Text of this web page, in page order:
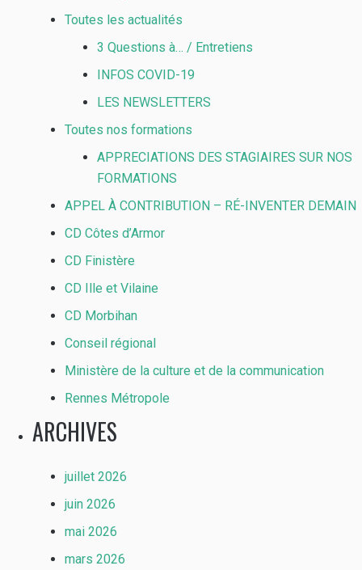
Toutes les actualités
3 Questions à… / Entretiens
INFOS COVID-19
LES NEWSLETTERS
Toutes nos formations
APPRECIATIONS DES STAGIAIRES SUR NOS
FORMATIONS
APPEL À CONTRIBUTION – RÉ-INVENTER DEMAIN
CD Côtes d’Armor
CD Finistère
CD Ille et Vilaine
CD Morbihan
Conseil régional
Ministère de la culture et de la communication
Rennes Métropole
ARCHIVES
juillet 2026
juin 2026
mai 2026
mars 2026